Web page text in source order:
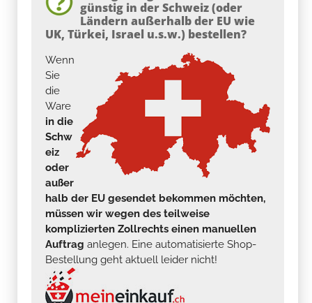
günstig in der Schweiz (oder
Ländern außerhalb der EU wie
UK, Türkei, Israel u.s.w.) bestellen?
Wenn
Sie
die
Ware
in die
Schw
eiz
oder
außer
halb der EU gesendet bekommen möchten,
müssen wir wegen des teilweise
komplizierten Zollrechts einen manuellen
Auftrag anlegen. Eine automatisierte Shop-
Bestellung geht aktuell leider nicht!